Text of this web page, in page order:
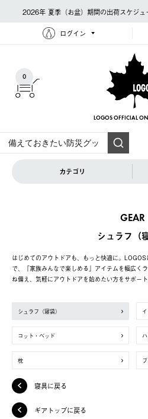
2026年 夏季（お盆）期間の出荷スケジュ
ログイン
0
LOGOS OFFICIAL
カテゴリ
GEAR
シュラフ（
はじめてのアウトドアも、もっと快適に。
で、「家族みんなで楽しめる」アイテムを幅広く
ね備え、気軽にアウトドアを始めたい方をサポート
シュラフ（寝袋）
コット・ベッド
枕
寝具に戻る
ギアトップに戻る